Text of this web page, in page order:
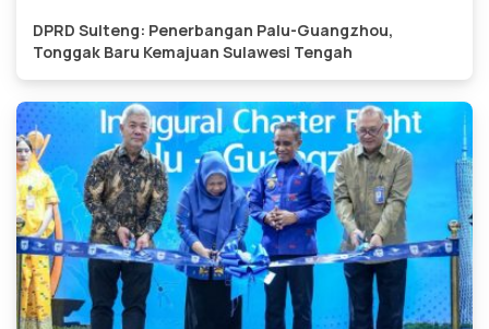
DPRD Sulteng: Penerbangan Palu-Guangzhou,
Tonggak Baru Kemajuan Sulawesi Tengah